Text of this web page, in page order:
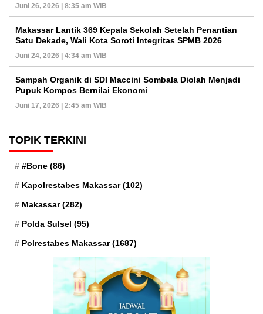
Juni 26, 2026 | 8:35 am WIB
Makassar Lantik 369 Kepala Sekolah Setelah Penantian
Satu Dekade, Wali Kota Soroti Integritas SPMB 2026
Juni 24, 2026 | 4:34 am WIB
Sampah Organik di SDI Maccini Sombala Diolah Menjadi
Pupuk Kompos Bernilai Ekonomi
Juni 17, 2026 | 2:45 am WIB
TOPIK TERKINI
#Bone (86)
Kapolrestabes Makassar(102)
Makassar(282)
Polda Sulsel (95)
Polrestabes Makassar(1687)